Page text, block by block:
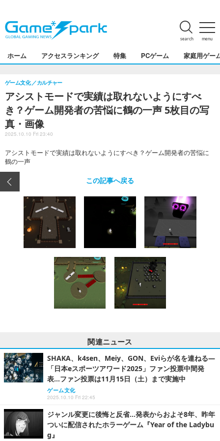
menu
search
ホーム アクセスランキング 特集 PCゲーム 家庭用ゲー
アシストモードで実績は取れないようにすべ
き？ゲーム開発者の苦悩に鶴の一声 5枚目の写
真・画像
ゲーム文化 カルチャー
2025.10.10 Fri 23:40
アシストモードで実績は取れないようにすべき？ゲーム開発者の苦悩に
この記事へ戻る